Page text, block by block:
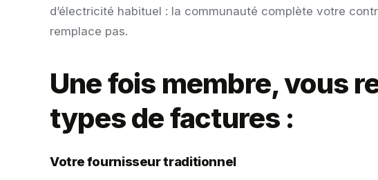
d’électricité habituel : la communauté complète votre
remplace pas.
Une fois membre, vous
types de factures :
​Votre fournisseur traditionnel